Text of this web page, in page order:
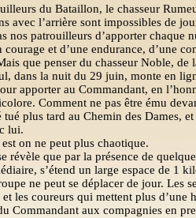
du Bataillon, le chasseur
avec l’arrière sont impossibles de
nos patrouilleurs d’apporter chaque
et d’une endurance, d’une
que penser du chasseur Noble,
dans la nuit du 29 juin, monte en
apporter au Commandant, en
Comment ne pas être ému
tué plus tard au Chemin des Dames,
lui.
on ne peut plus chaotique.
révèle que par la présence de
s’étend un large espace de 1
ne peut se déplacer de jour. Les
les coureurs qui mettent plus d’une
Commandant aux compagnies en